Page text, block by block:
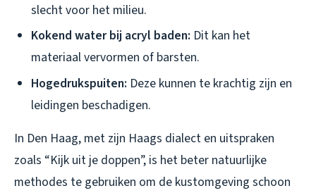
slecht voor het milieu.
Kokend water bij acryl baden: Dit kan het
materiaal vervormen of barsten.
Hogedrukspuiten: Deze kunnen te krachtig zijn en
leidingen beschadigen.
In Den Haag, met zijn Haags dialect en uitspraken
zoals “Kijk uit je doppen”, is het beter natuurlijke
methodes te gebruiken om de kustomgeving schoon